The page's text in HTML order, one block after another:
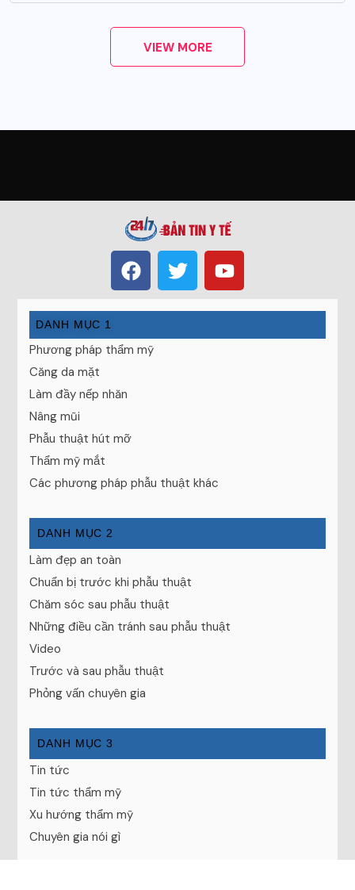
VIEW MORE
DANH MỤC 1
Phương pháp thẩm mỹ
Căng da mặt
Làm đầy nếp nhăn
Nâng mũi
Phẫu thuật hút mỡ
Thẩm mỹ mắt
Các phương pháp phẫu thuật khác
DANH MỤC 2
Làm đẹp an toàn
Chuẩn bị trước khi phẫu thuật
Chăm sóc sau phẫu thuật
Những điều cần tránh sau phẫu thuật
Video
Trước và sau phẫu thuật
Phỏng vấn chuyên gia
DANH MỤC 3
Tin tức
Tin tức thẩm mỹ
Xu hướng thẩm mỹ
Chuyên gia nói gì